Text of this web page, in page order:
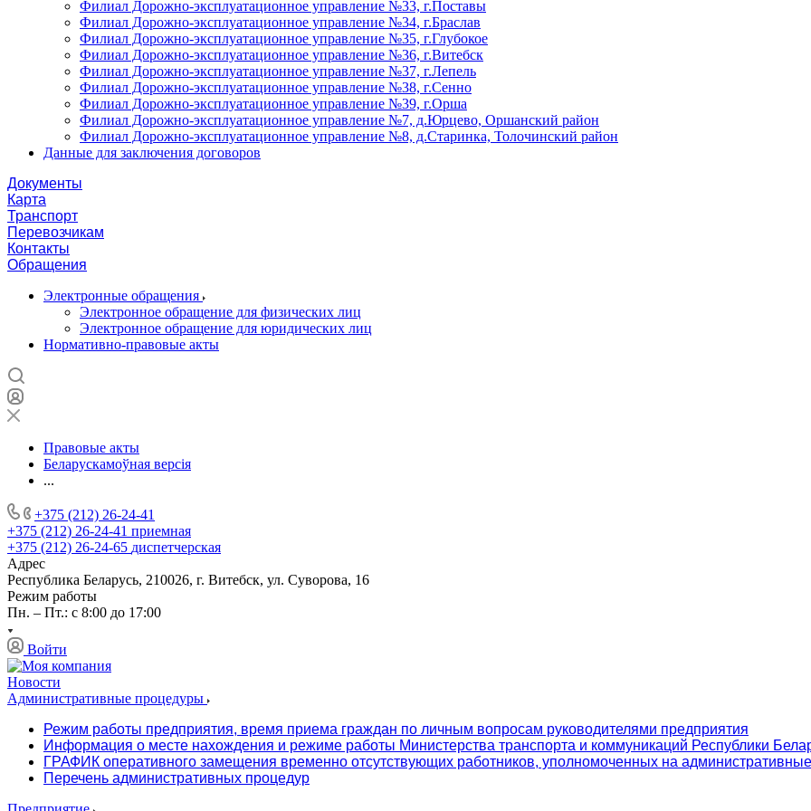
Филиал Дорожно-эксплуатационное управление №33, г.Поставы
Филиал Дорожно-эксплуатационное управление №34, г.Браслав
Филиал Дорожно-эксплуатационное управление №35, г.Глубокое
Филиал Дорожно-эксплуатационное управление №36, г.Витебск
Филиал Дорожно-эксплуатационное управление №37, г.Лепель
Филиал Дорожно-эксплуатационное управление №38, г.Сенно
Филиал Дорожно-эксплуатационное управление №39, г.Орша
Филиал Дорожно-эксплуатационное управление №7, д.Юрцево, Оршанский район
Филиал Дорожно-эксплуатационное управление №8, д.Старинка, Толочинский район
Данные для заключения договоров
Документы
Карта
Транспорт
Перевозчикам
Контакты
Обращения
Электронные обращения
Электронное обращение для физических лиц
Электронное обращение для юридических лиц
Нормативно-правовые акты
Правовые акты
Беларускамоўная версія
...
+375 (212) 26-24-41
+375 (212) 26-24-41 приемная
+375 (212) 26-24-65 диспетчерская
Адрес
Республика Беларусь, 210026, г. Витебск, ул. Суворова, 16
Режим работы
Пн. – Пт.: с 8:00 до 17:00
Войти
Новости
Административные процедуры
Режим работы предприятия, время приема граждан по личным вопросам руководителями предприятия
Информация о месте нахождения и режиме работы Министерства транспорта и коммуникаций Республики
ГРАФИК оперативного замещения временно отсутствующих работников, уполномоченных на
Перечень административных процедур